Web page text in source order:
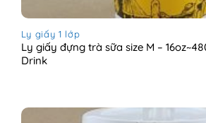
Ly giấy 1 lớp
Ly giấy đựng trà sữa size M –
Drink